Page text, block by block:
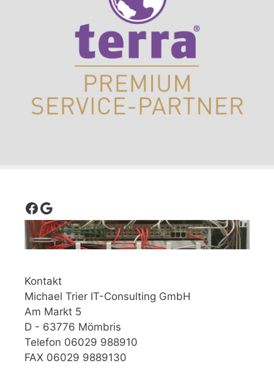
Facebook
Google
Kontakt
Michael Trier IT-Consulting GmbH
Am Markt 5
D - 63776 Mömbris
Telefon 06029 988910
FAX 06029 9889130